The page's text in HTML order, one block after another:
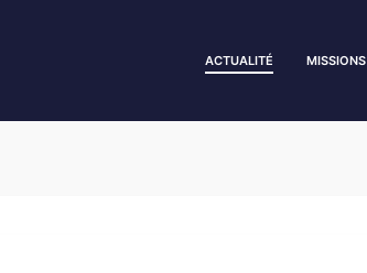
ACTUALITÉ MISSIONS